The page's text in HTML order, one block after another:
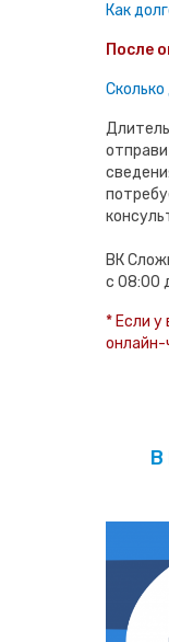
Как
После
ВК
с 08:00
* Если у
онлайн-
В